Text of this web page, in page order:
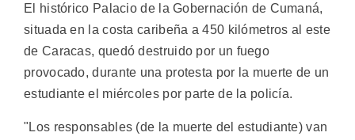
El histórico Palacio de la Gobernación de Cumaná,
situada en la costa caribeña a 450 kilómetros al este
de Caracas, quedó destruido por un fuego
provocado, durante una protesta por la muerte de un
estudiante el miércoles por parte de la policía.
"Los responsables (de la muerte del estudiante) van